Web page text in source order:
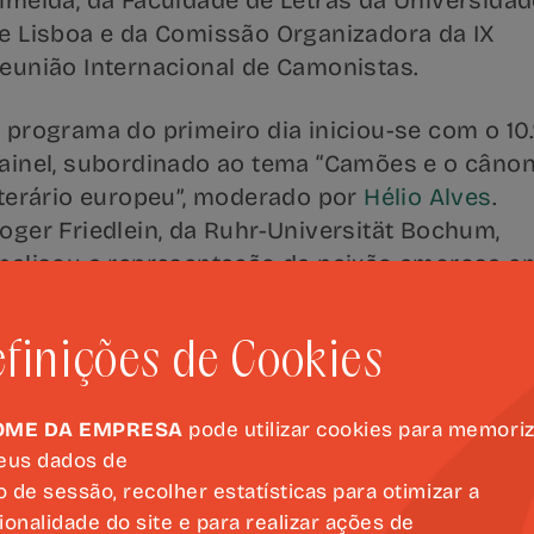
Lisboa e da Comissão Organizadora da IX
Internacional de Camonistas.
programa do primeiro dia iniciou-se com o
subordinado ao tema “Camões e o
europeu”, moderado por Hélio Alves.
Friedlein, da Ruhr-Universität Bochum,
a representação da paixão amorosa
de Girona, abordou a influência
la Vega e o papel deOs Lusíadas nos
o poema heroico no final do século XVI.
Mendes dos Santos, da Sorbonne Nouvelle,
de Cookies
DA EMPRESA pode utilizar cookies para
dados de
de sessão, recolher estatísticas para otimizar a
do site e para realizar ações de